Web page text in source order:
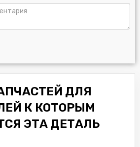
ДЛЯ
К КОТОРЫМ
ЭТА ДЕТАЛЬ